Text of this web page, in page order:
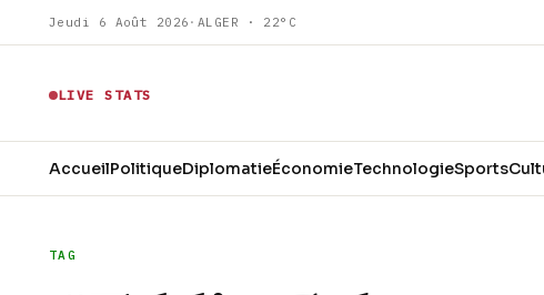
Jeudi 6 Août 2026 · ALGER · 22°C
LIVE STATS
AccueilPolitiqueDiplomatieÉconomieTechnologieSports
TAG